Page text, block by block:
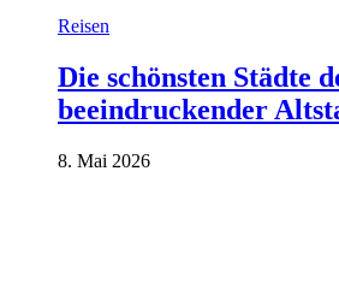
Reisen
Die schönsten Städte
beeindruckender
8. Mai 2026